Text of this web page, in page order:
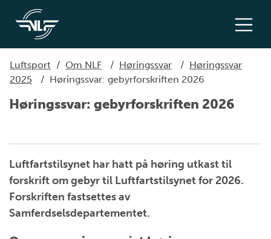
Luftsport / Om NLF / Høringssvar / Høringssvar
2025
/ Høringssvar: gebyrforskriften 2026
Høringssvar: gebyrforskriften 2026
Luftfartstilsynet har hatt på høring utkast til
forskrift om gebyr til Luftfartstilsynet for 2026.
Forskriften fastsettes av
Samferdselsdepartementet.